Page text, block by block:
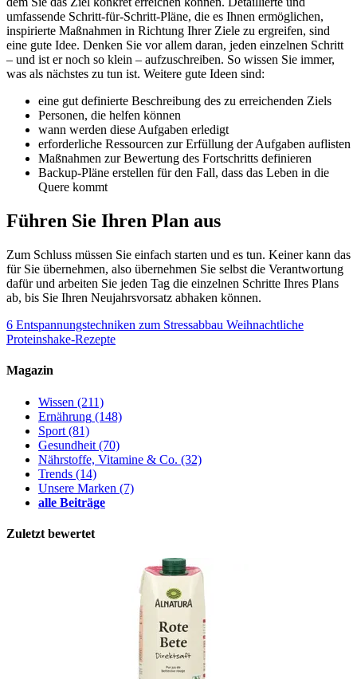
umfassende Schritt-für-Schritt-Pläne, die es Ihnen ermöglichen,
inspirierte Maßnahmen in Richtung Ihrer Ziele zu ergreifen, sind
eine gute Idee. Denken Sie vor allem daran, jeden einzelnen Schritt
– und ist er noch so klein – aufzuschreiben. So wissen Sie immer,
was als nächstes zu tun ist. Weitere gute Ideen sind:
eine gut definierte Beschreibung des zu erreichenden Ziels
Personen, die helfen können
wann werden diese Aufgaben erledigt
erforderliche Ressourcen zur Erfüllung der Aufgaben auflisten
Maßnahmen zur Bewertung des Fortschritts definieren
Backup-Pläne erstellen für den Fall, dass das Leben in die
Quere kommt
Führen Sie Ihren Plan aus
Zum Schluss müssen Sie einfach starten und es tun. Keiner kann das
für Sie übernehmen, also übernehmen Sie selbst die Verantwortung
dafür und arbeiten Sie jeden Tag die einzelnen Schritte Ihres Plans
ab, bis Sie Ihren Neujahrsvorsatz abhaken können.
6 Entspannungstechniken zum Stressabbau Weihnachtliche
Proteinshake-Rezepte
Magazin
Wissen (211)
Ernährung (148)
Sport (81)
Gesundheit (70)
Nährstoffe, Vitamine & Co. (32)
Trends (14)
Unsere Marken (7)
alle Beiträge
Zuletzt bewertet